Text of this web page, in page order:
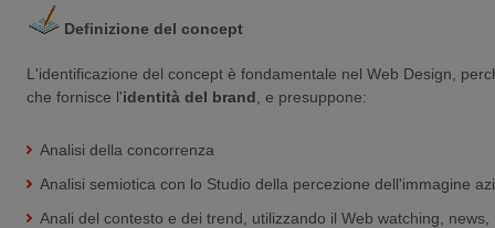
Definizione del concept
L'identificazione del concept è fondamentale nel Web Design,
che fornisce l'identità del brand , e presuppone:
Analisi della concorrenza
Analisi semiotica con lo Studio della percezione dell'immagine
Anali del contesto e dei trend, utilizzando il Web watching,